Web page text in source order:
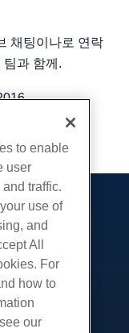
채팅이나로 연락
팀과 함께.
to enable
user
traffic.
use of
and
All
For
how to
our